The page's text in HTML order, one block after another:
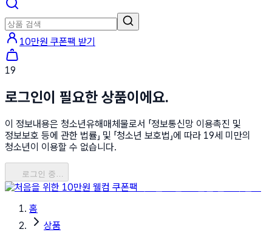
10만원 쿠폰팩 받기
19
로그인이 필요한 상품이에요.
이 정보내용은 청소년유해매체물로서 「정보통신망 이용촉진 및
정보보호 등에 관한 법률」 및 「청소년 보호법」에 따라 19세 미만의
청소년이 이용할 수 없습니다.
로그인 중…
홈
상품